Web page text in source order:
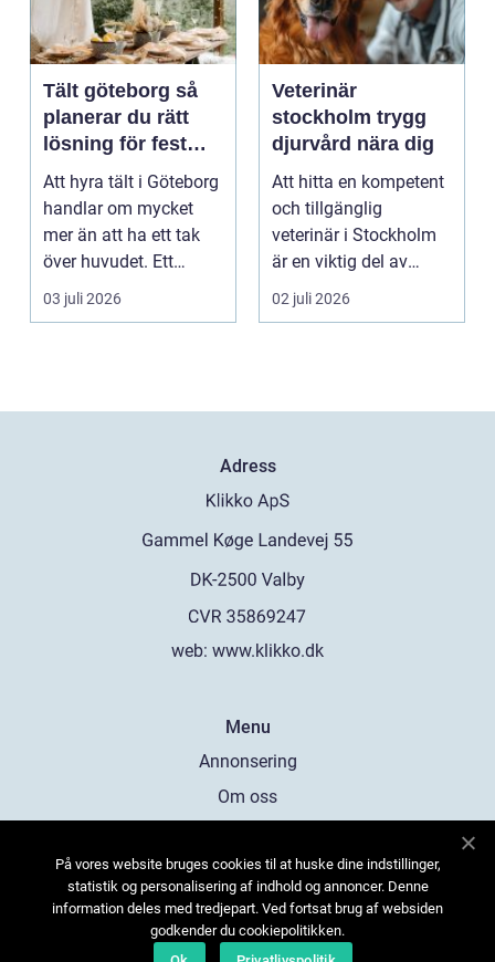
Tält göteborg så
planerar du rätt
lösning för fest
och event
Att hyra tält i Göteborg
handlar om mycket
mer än att ha ett tak
över huvudet. Ett
genomtänkt tält s...
03 juli 2026
Veterinär
stockholm trygg
djurvård nära dig
Att hitta en kompetent
och tillgänglig
veterinär i Stockholm
är en viktig del av
ansvaret som djuräg...
02 juli 2026
Adress
web: www.klikko.dk
Menu
Annonsering
Om oss
Kontakta oss
Sitemap
På vores website bruges cookies til at huske dine indstillinger,
statistik og personalisering af indhold og annoncer. Denne
information deles med tredjepart. Ved fortsat brug af websiden
godkender du cookiepolitikken.